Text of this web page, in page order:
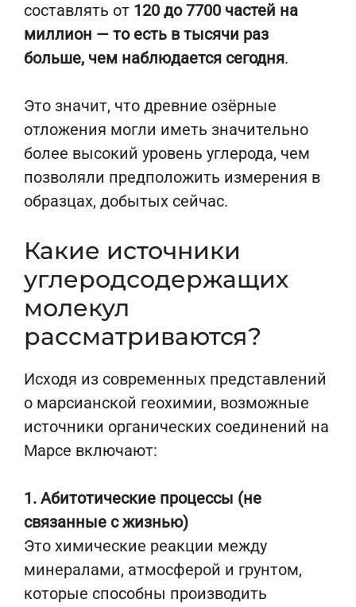
составлять от 120 до 7700 частей на
миллион — то есть в тысячи раз
больше, чем наблюдается сегодня.
Это значит, что древние озёрные
отложения могли иметь значительно
более высокий уровень углерода, чем
позволяли предположить измерения в
образцах, добытых сейчас.
Какие источники
углеродсодержащих
молекул
рассматриваются?
Исходя из современных представлений
о марсианской геохимии, возможные
источники органических соединений на
Марсе включают:
1. Абитотические процессы (не
связанные с жизнью)
Это химические реакции между
минералами, атмосферой и грунтом,
которые способны производить